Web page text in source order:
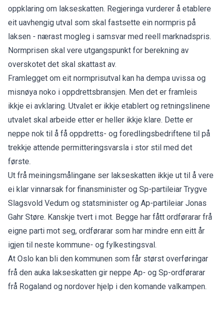
oppklaring om lakseskatten. Regjeringa vurderer å etablere
eit uavhengig utval som skal fastsette ein normpris på
laksen - nærast mogleg i samsvar med reell marknadspris.
Normprisen skal vere utgangspunkt for berekning av
overskotet det skal skattast av.
Framlegget om eit normprisutval kan ha dempa uvissa og
misnøya noko i oppdrettsbransjen. Men det er framleis
ikkje ei avklaring. Utvalet er ikkje etablert og retningslinene
utvalet skal arbeide etter er heller ikkje klare. Dette er
neppe nok til å få oppdretts- og foredlingsbedriftene til på
trekkje attende permitteringsvarsla i stor stil med det
første.
Ut frå meiningsmålingane ser lakseskatten ikkje ut til å vere
ei klar vinnarsak for finansminister og Sp-partileiar Trygve
Slagsvold Vedum og statsminister og Ap-partileiar Jonas
Gahr Støre. Kanskje tvert i mot. Begge har fått ordførarar frå
eigne parti mot seg, ordførarar som har mindre enn eitt år
igjen til neste kommune- og fylkestingsval.
At Oslo kan bli den kommunen som får størst overføringar
frå den auka lakseskatten gir neppe Ap- og Sp-ordførarar
frå Rogaland og nordover hjelp i den komande valkampen.